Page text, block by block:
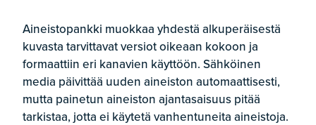
Aineistopankki muokkaa yhdestä alkuperäisestä
kuvasta tarvittavat versiot oikeaan kokoon ja
formaattiin eri kanavien käyttöön. Sähköinen
media päivittää uuden aineiston automaattisesti,
mutta painetun aineiston ajantasaisuus pitää
tarkistaa, jotta ei käytetä vanhentuneita aineistoja.